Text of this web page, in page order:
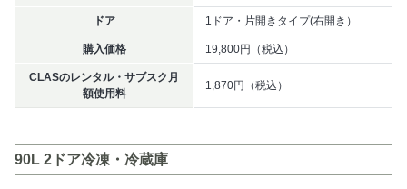
ドア 1ドア・片開きタイプ(右開き）
購入価格 19,800円（税込）
CLASのレンタル・サブスク月
額使用料
1,870円（税込）
90L 2ドア冷凍・冷蔵庫